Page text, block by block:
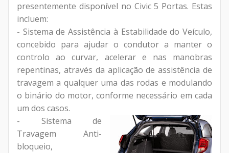
presentemente disponível no Civic 5 Portas. Estas
incluem:
- Sistema de Assistência à Estabilidade do Veículo,
concebido para ajudar o condutor a manter o
controlo ao curvar, acelerar e nas manobras
repentinas, através da aplicação de assistência de
travagem a qualquer uma das rodas e modulando
o binário do motor, conforme necessário em cada
um dos casos.
- Sistema de
Travagem Anti-
bloqueio,